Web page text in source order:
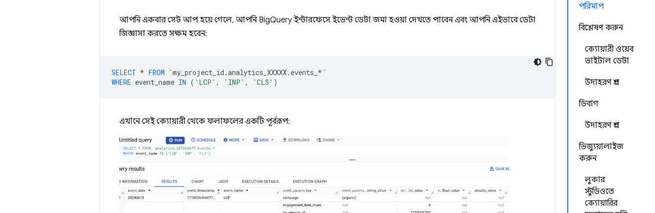
পরিমাপ
বিশ্লেষণ করুন
ক্যোয়ারী ওয়েব
ভাইটাল ডেটা
উদাহরণ প্রশ্ন
ডিবাগ
উদাহরণ প্রশ্ন
ভিজ্যুয়ালাইজ
করুন
লুকার
স্টুডিওতে
ক্যোয়ারির
আপনি একবার সেট আপ হয়ে গেলে, আপনি BigQuery ইন্টারফেসে ইভেন্ট ডেটা জমা হওয়া দেখতে পাবেন এবং আপনি এইভাবে ডেটা
জিজ্ঞাসা করতে সক্ষম হবেন:
SELECT * FROM `my_project_id .analytics_XXXXX. events_ *`
WHERE event_name IN ( 'LCP' , 'INP' , 'CLS' )
এখানে সেই ক্যোয়ারী থেকে ফলাফলের একটি পূর্বরূপ: